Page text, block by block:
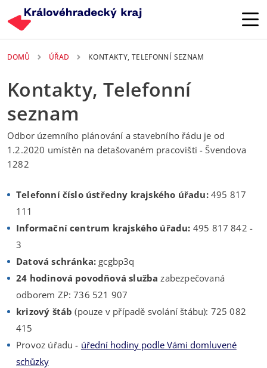
DOMŮ ÚŘAD KONTAKTY, TELEFONNÍ SEZNAM
Kontakty, Telefonní
seznam
Odbor územního plánování a stavebního řádu je od
1.2.2020 umístěn na detašovaném pracovišti - Švendova
1282
Telefonní číslo ústředny krajského úřadu:495 817
111
Informační centrum krajského úřadu: 495 817 842 -
3
Datová schránka: gcgbp3q
24 hodinová povodňová služba zabezpečovaná
odborem ZP: 736 521 907
krizový štáb (pouze v případě svolání štábu): 725 082
415
Provoz úřadu - úřední hodiny podle Vámi domluvené
schůzky